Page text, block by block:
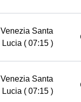
Venezia Santa
Lucia ( 07:15 )
Venezia Santa
Lucia ( 07:15 )